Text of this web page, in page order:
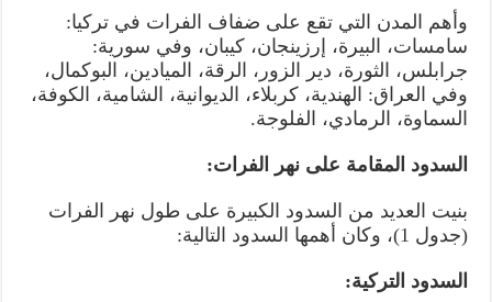
وأهم المدن التي تقع على ضفاف الفرات في تركيا:
سامسات، البيرة، إرزينجان، كيبان، وفي سورية:
جرابلس، الثورة، دير الزور، الرقة، الميادين، البوكمال،
وفي العراق: الهندية، كربلاء، الديوانية، الشامية، الكوفة،
السماوة، الرمادي، الفلوجة.
السدود المقامة على نهر الفرات:
بنيت العديد من السدود الكبيرة على طول نهر الفرات
(جدول 1)، وكان أهمها السدود التالية:
السدود التركية: